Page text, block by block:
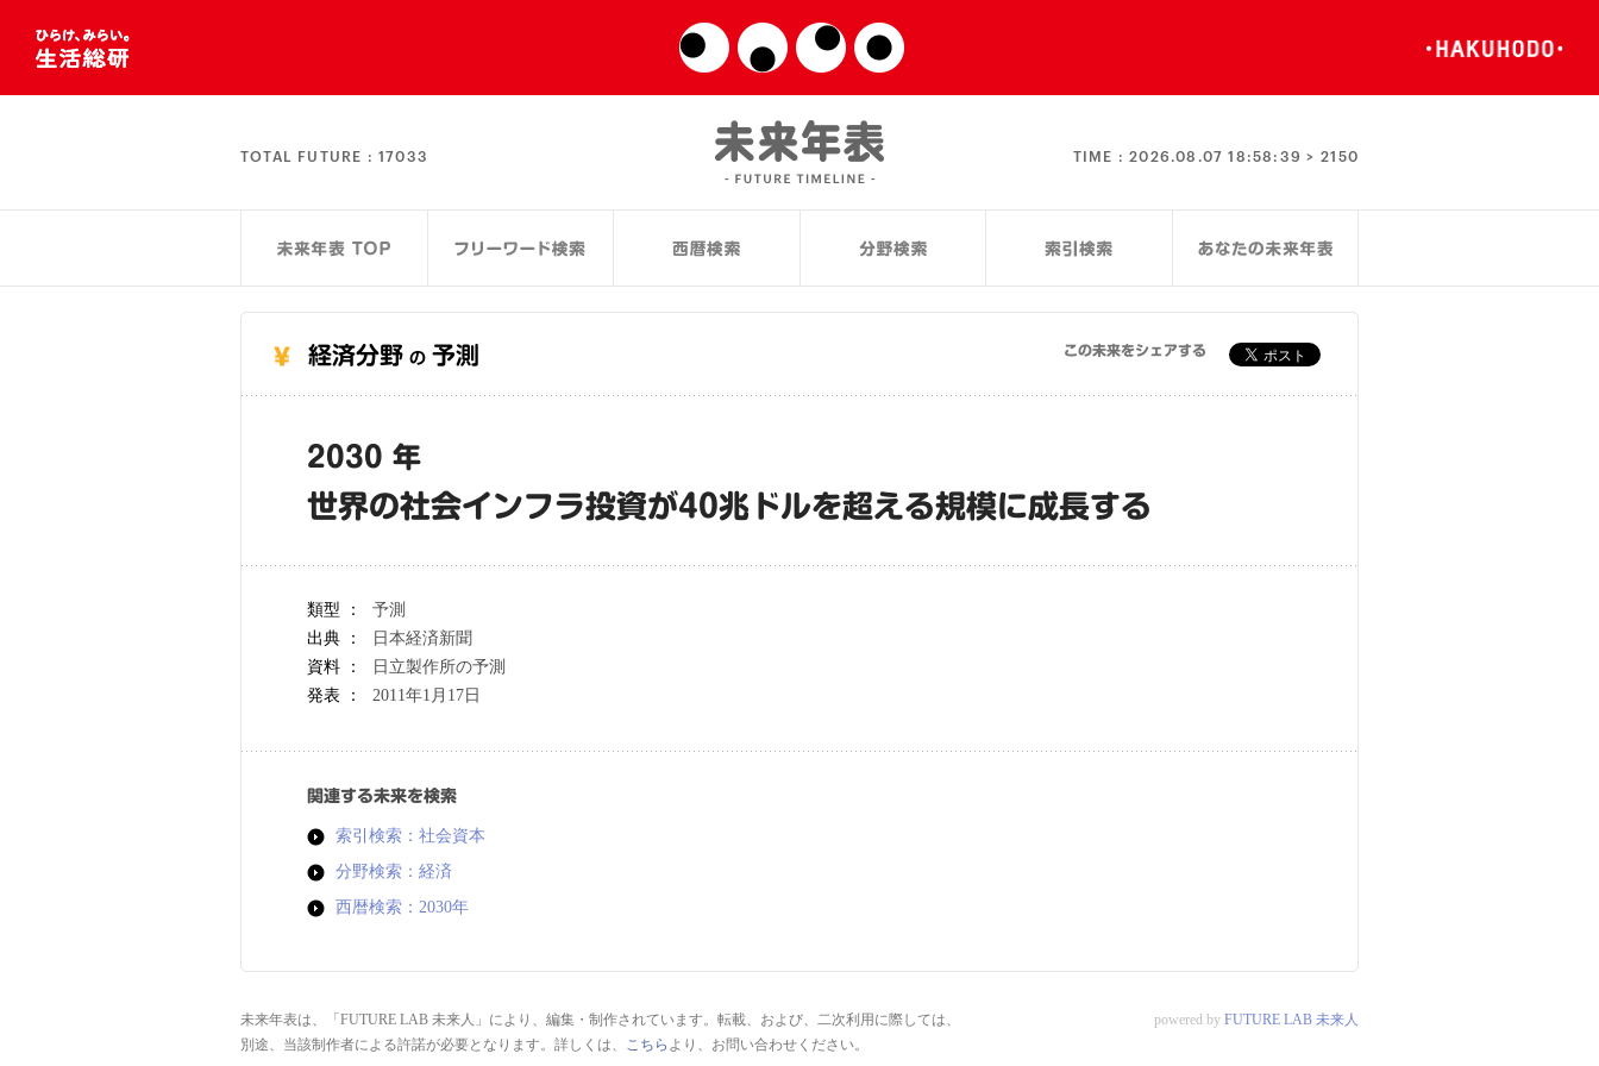
TOTAL FUTURE : 17033 TIME :2026.08.07 18:58:39 > 2150
経済分野 の 予測 この未来をシェアする
2030 年
世界の社会インフラ投資が40兆ドルを超える規模に成長する
類型 ：
予測
出典 ：
日本経済新聞
資料 ：
日立製作所の予測
発表 ：
2011年1月17日
関連する未来を検索
索引検索：社会資本
分野検索：経済
西暦検索：2030年
未来年表は、「FUTURE LAB 未来人」により、編集・制作されています。転載、および、二次利用に際しては、
別途、当該制作者による許諾が必要となります。詳しくは、 こちら より、お問い合わせください。
powered by FUTURE LAB 未来人